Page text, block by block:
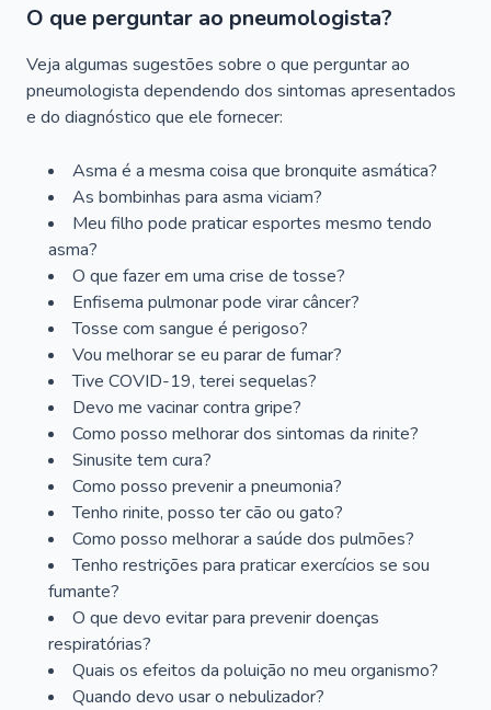
O que perguntar ao pneumologista?
Veja algumas sugestões sobre o que perguntar ao
pneumologista dependendo dos sintomas apresentados
e do diagnóstico que ele fornecer:
Asma é a mesma coisa que bronquite asmática?
As bombinhas para asma viciam?
Meu filho pode praticar esportes mesmo tendo
asma?
O que fazer em uma crise de tosse?
Enfisema pulmonar pode virar câncer?
Tosse com sangue é perigoso?
Vou melhorar se eu parar de fumar?
Tive COVID-19, terei sequelas?
Devo me vacinar contra gripe?
Como posso melhorar dos sintomas da rinite?
Sinusite tem cura?
Como posso prevenir a pneumonia?
Tenho rinite, posso ter cão ou gato?
Como posso melhorar a saúde dos pulmões?
Tenho restrições para praticar exercícios se sou
fumante?
O que devo evitar para prevenir doenças
respiratórias?
Quais os efeitos da poluição no meu organismo?
Quando devo usar o nebulizador?